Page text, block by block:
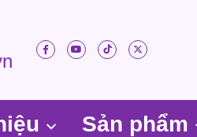
Sản phẩm